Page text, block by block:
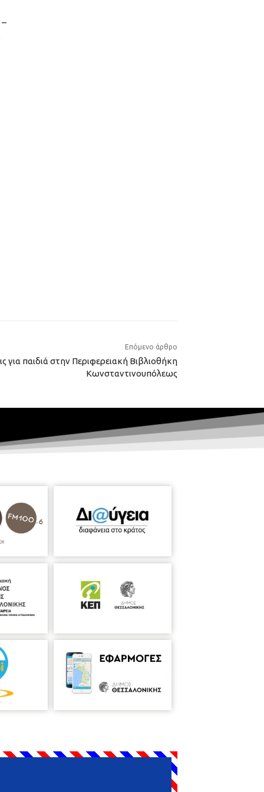
–
Επόμενο άρθρο
για παιδιά στην Περιφερειακή Βιβλιοθήκη
Κωνσταντινουπόλεως